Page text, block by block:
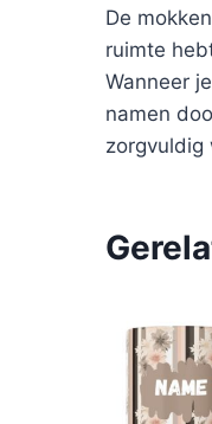
De
ruimte
Wanneer
namen
zorgvuldig